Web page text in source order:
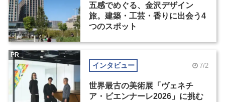
五感でめぐる、金沢デザイン
旅。建築・工芸・香りに出会う4
つのスポット
インタビュー 7/2
世界最古の美術展「ヴェネチ
ア・ビエンナーレ2026」に挑む
PR